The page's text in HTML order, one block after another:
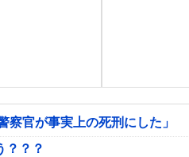
察官が事実上の死刑にした」
？？？